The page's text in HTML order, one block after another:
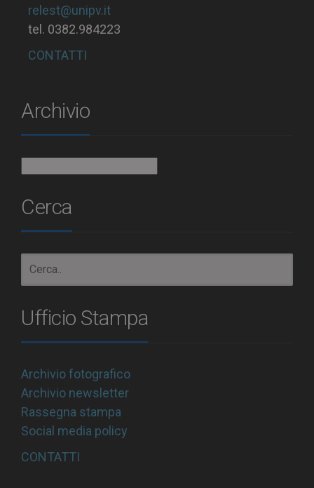
relest@unipv.it
tel. 0382.984223
CONTATTI
Archivio
Cerca
Ufficio Stampa
Archivio fotografico
Archivio newsletter
Rassegna stampa
Social media policy
CONTATTI